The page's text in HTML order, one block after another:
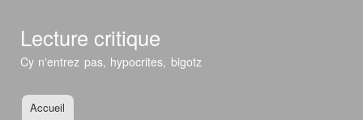
Lecture critique
Cy n'entrez pas, hypocrites, bigotz
Menu principal
Accueil